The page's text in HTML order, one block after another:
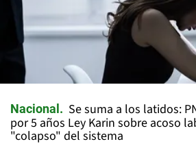
Nacional
Se suma a los latidos:
por 5 años Ley Karin sobre acoso
"colapso" del sistema